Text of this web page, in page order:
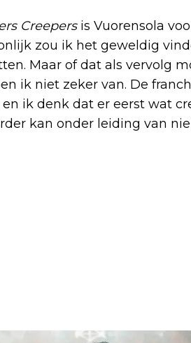
Creepersis Vuorensola
zou ik het geweldig
Maar of dat als vervolg
ik niet zeker van. De
ik denk dat er eerst wat
kan onder leiding van